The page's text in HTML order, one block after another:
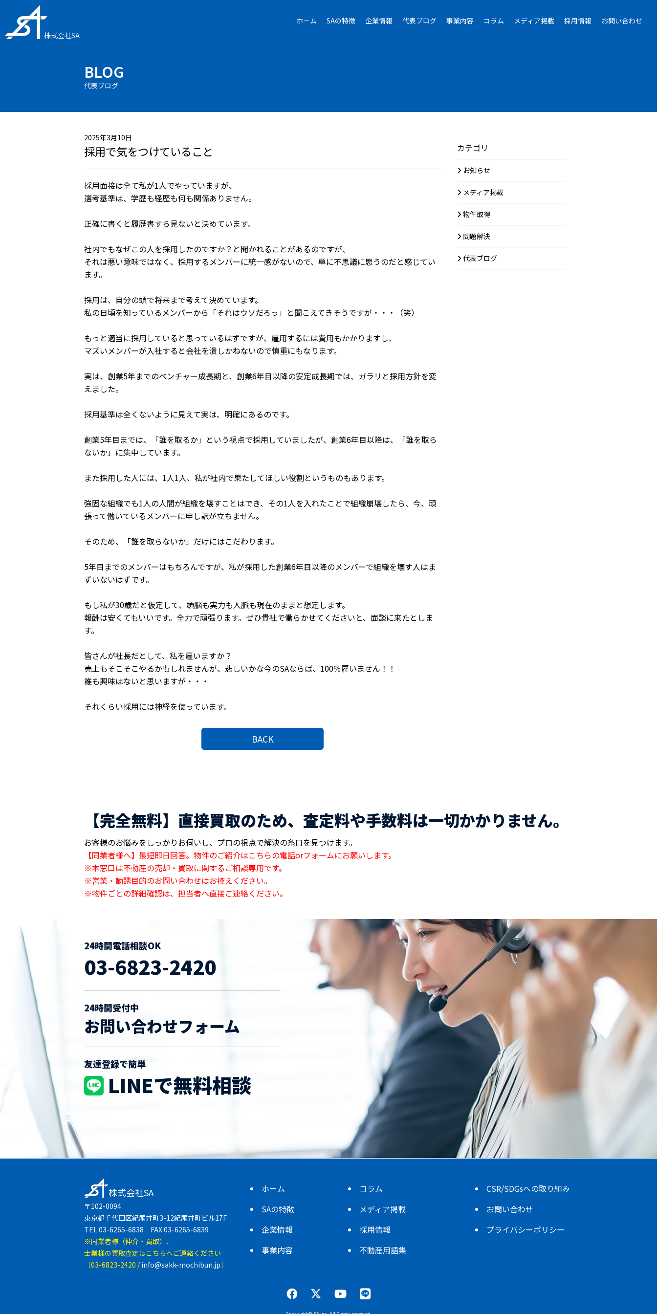
株式会社SA
ホーム SAの特徴 企業情報 代表ブログ 事業内容 コラム メディア掲載 採用情報 お問い合わせ
BLOG
代表ブログ
2025年3月10日
採用で気をつけていること
採用面接は全て私が1人でやっていますが、
選考基準は、学歴も経歴も何も関係ありません。
正確に書くと履歴書すら見ないと決めています。
社内でもなぜこの人を採用したのですか？と聞かれることがあるのですが、
それは悪い意味ではなく、採用するメンバーに統一感がないので、単に不思議に思うのだと感じてい
ます。
採用は、自分の頭で将来まで考えて決めています。
私の日頃を知っているメンバーから「それはウソだろっ」と聞こえてきそうですが・・・（笑）
もっと適当に採用していると思っているはずですが、雇用するには費用もかかりますし、
マズいメンバーが入社すると会社を潰しかねないので慎重にもなります。
実は、創業5年までのベンチャー成長期と、創業6年目以降の安定成長期では、ガラリと採用方針を変
えました。
採用基準は全くないように見えて実は、明確にあるのです。
創業5年目までは、「誰を取るか」という視点で採用していましたが、創業6年目以降は、「誰を取ら
ないか」に集中しています。
また採用した人には、1人1人、私が社内で果たしてほしい役割というものもあります。
強固な組織でも1人の人間が組織を壊すことはでき、その1人を入れたことで組織崩壊したら、今、頑
張って働いているメンバーに申し訳が立ちません。
そのため、「誰を取らないか」だけにはこだわります。
5年目までのメンバーはもちろんですが、私が採用した創業6年目以降のメンバーで組織を壊す人はま
ずいないはずです。
もし私が30歳だと仮定して、頭脳も実力も人脈も現在のままと想定します。
報酬は安くてもいいです。全力で頑張ります。ぜひ貴社で働らかせてくださいと、面談に来たとしま
す。
皆さんが社長だとして、私を雇いますか？
売上もそこそこやるかもしれませんが、悲しいかな今のSAならば、100％雇いません！！
誰も興味はないと思いますが・・・
それくらい採用には神経を使っています。
BACK
カテゴリ
お知らせ
メディア掲載
物件取得
問題解決
代表ブログ
【完全無料】直接買取のため、査定料や手数料は一切かかりません。
お客様のお悩みをしっかりお伺いし、プロの視点で解決の糸口を見つけます。
【同業者様へ】最短即日回答。物件のご紹介はこちらの電話orフォームにお願いします。
※本窓口は不動産の売却・買取に関するご相談専用です。
※営業・勧誘目的のお問い合わせはお控えください。
※物件ごとの詳細確認は、担当者へ直接ご連絡ください。
24時間電話相談OK
03-6823-2420
24時間受付中
お問い合わせフォーム
友達登録で簡単
LINEで無料相談
株式会社SA
〒102-0094
東京都千代田区紀尾井町3-12紀尾井町ビル17F
TEL:03-6265-6838 FAX:03-6265-6839
※同業者様（仲介・買取）、
士業様の買取査定はこちらへご連絡ください
［03-6823-2420 /info@sakk-mochibun.jp］
ホーム
SAの特徴
企業情報
事業内容
コラム
メディア掲載
採用情報
不動産用語集
CSR/SDGsへの取り組み
お問い合わせ
プライバシーポリシー